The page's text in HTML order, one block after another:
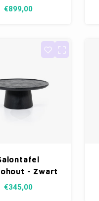
180cm
€899,00
- Zwart
80cm
€345,00